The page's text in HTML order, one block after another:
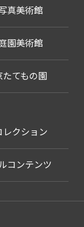
たてもの園
真美術館
園美術館
レクション
コンテンツ